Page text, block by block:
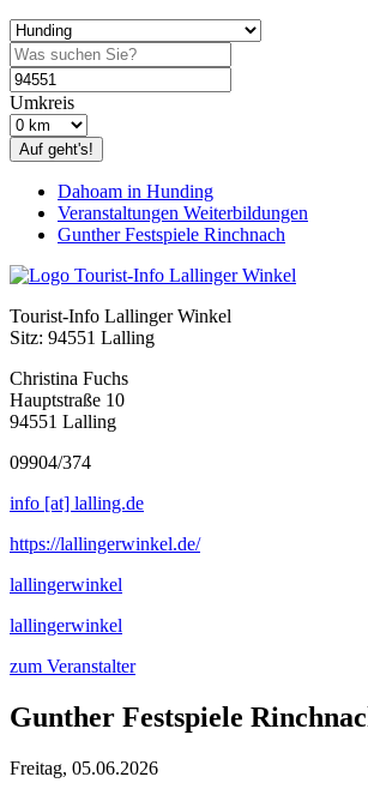
Umkreis
Auf geht's!
Dahoam in Hunding
Veranstaltungen Weiterbildungen
Gunther Festspiele Rinchnach
Tourist-Info Lallinger Winkel
Sitz: 94551 Lalling
Christina Fuchs
Hauptstraße 10
94551 Lalling
09904/374
info [at] lalling.de
https://lallingerwinkel.de/
lallingerwinkel
lallingerwinkel
zum Veranstalter
Gunther Festspiele
Freitag, 05.06.2026